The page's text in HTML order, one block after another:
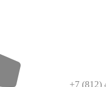
+7 (812)